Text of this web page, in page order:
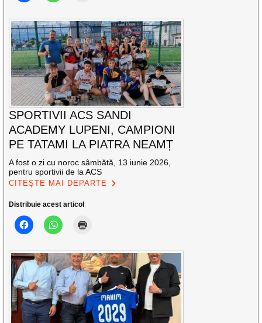
SPORTIVII ACS SANDI
ACADEMY LUPENI, CAMPIONI
PE TATAMI LA PIATRA NEAMȚ
A fost o zi cu noroc sâmbătă, 13 iunie 2026,
pentru sportivii de la ACS
CITEȘTE MAI DEPARTE
Distribuie acest articol